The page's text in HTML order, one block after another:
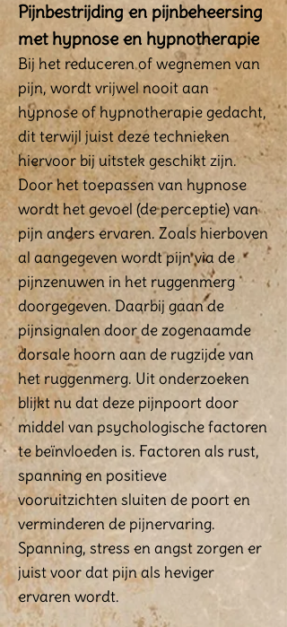
Pijnbestrijding en pijnbeheersing
met hypnose en hypnotherapie
Bij het reduceren of wegnemen van
pijn, wordt vrijwel nooit aan
hypnose of hypnotherapie gedacht,
dit terwijl juist deze technieken
hiervoor bij uitstek geschikt zijn.
Door het toepassen van hypnose
wordt het gevoel (de perceptie) van
pijn anders ervaren. Zoals hierboven
al aangegeven wordt pijn via de
pijnzenuwen in het ruggenmerg
doorgegeven. Daarbij gaan de
pijnsignalen door de zogenaamde
dorsale hoorn aan de rugzijde van
het ruggenmerg. Uit onderzoeken
blijkt nu dat deze pijnpoort door
middel van psychologische factoren
te beïnvloeden is. Factoren als rust,
spanning en positieve
vooruitzichten sluiten de poort en
verminderen de pijnervaring.
Spanning, stress en angst zorgen er
juist voor dat pijn als heviger
ervaren wordt.